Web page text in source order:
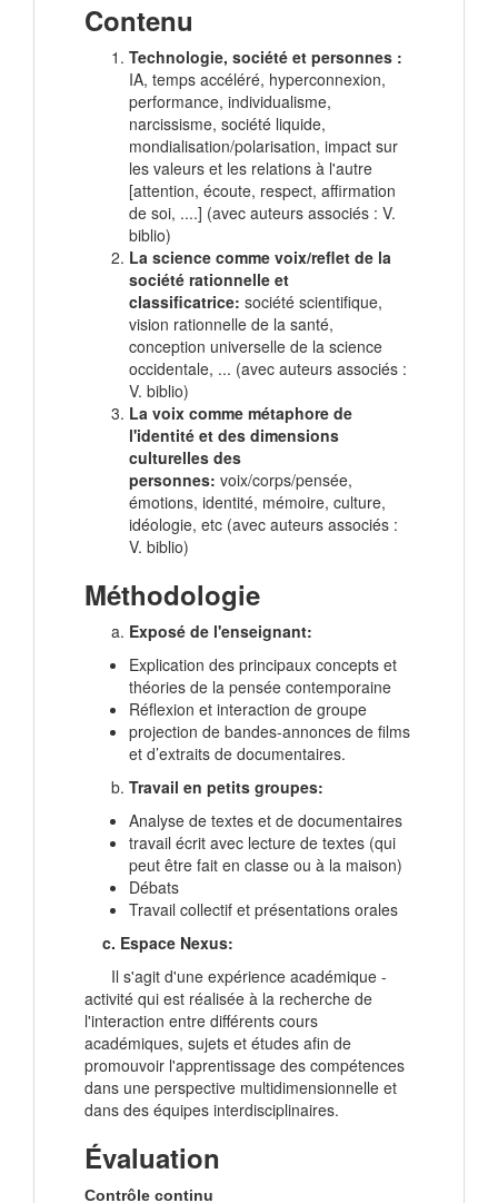
Contenu
Technologie, société et personnes :
IA, temps accéléré, hyperconnexion,
performance, individualisme,
narcissisme, société liquide,
mondialisation/polarisation, impact sur
les valeurs et les relations à l'autre
[attention, écoute, respect, affirmation
de soi, ....] (avec auteurs associés : V.
biblio)
La science comme voix/reflet de la
société rationnelle et
classificatrice: société scientifique,
vision rationnelle de la santé,
conception universelle de la science
occidentale, ... (avec auteurs associés :
V. biblio)
La voix comme métaphore de
l'identité et des dimensions
culturelles des
personnes: voix/corps/pensée,
émotions, identité, mémoire, culture,
idéologie, etc (avec auteurs associés :
V. biblio)
Méthodologie
Exposé de l'enseignant:
Explication des principaux concepts et
théories de la pensée contemporaine
Réflexion et interaction de groupe
projection de bandes-annonces de films
et d’extraits de documentaires.
Travail en petits groupes:
Analyse de textes et de documentaires
travail écrit avec lecture de textes (qui
peut être fait en classe ou à la maison)
Débats
Travail collectif et présentations orales
c. Espace Nexus:
Il s'agit d'une expérience académique -
activité qui est réalisée à la recherche de
l'interaction entre différents cours
académiques, sujets et études afin de
promouvoir l'apprentissage des compétences
dans une perspective multidimensionnelle et
dans des équipes interdisciplinaires.
Évaluation
Contrôle continu